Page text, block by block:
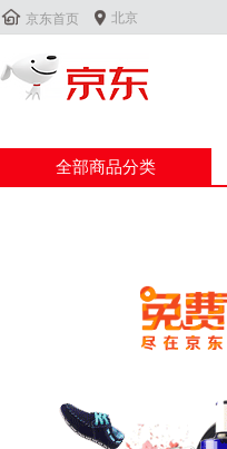
 京东首页  北京
全部商品分类